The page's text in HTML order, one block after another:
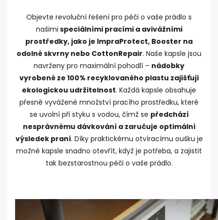
Objevte revoluční řešení pro péči o vaše prádlo s
našimi speciálními pracími a avivážními
prostředky, jako je ImpraProtect, Booster na
odolné skvrny nebo CottonRepair. Naše kapsle jsou
navrženy pro maximální pohodlí – nádobky
vyrobené ze 100% recyklovaného plastu zajišťují
ekologickou udržitelnost. Každá kapsle obsahuje
přesně vyvážené množství pracího prostředku, které
se uvolní při styku s vodou, čímž se předchází
nesprávnému dávkování a zaručuje optimální
výsledek praní. Díky praktickému otvíracímu oušku je
možné kapsle snadno otevřít, když je potřeba, a zajistit
tak bezstarostnou péči o vaše prádlo.